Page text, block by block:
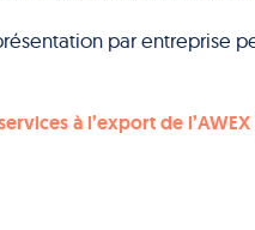
par entreprise
à l’export de l’AWEX